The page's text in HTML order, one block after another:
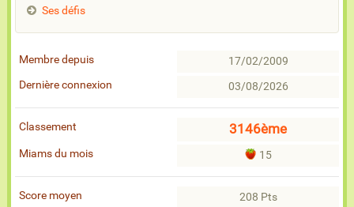
Ses défis
Membre depuis
17/02/2009
Dernière connexion
03/08/2026
Classement 3146ème
Miams du mois 15
Score moyen
208 Pts